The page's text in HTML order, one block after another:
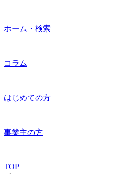
ホーム・検索
コラム
はじめての方
事業主の方
TOP